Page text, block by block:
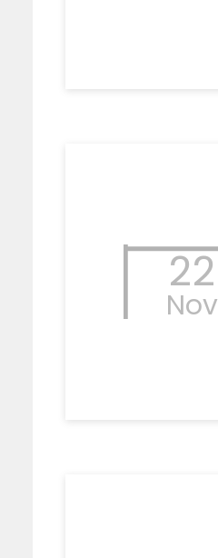
22
Nov